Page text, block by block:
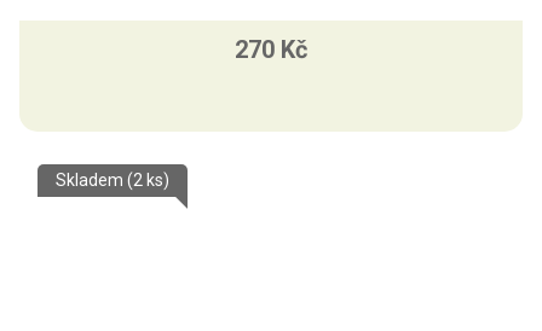
270 Kč
Skladem (2 ks)